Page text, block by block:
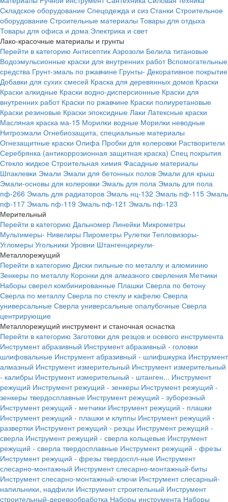
Складское оборудование Спецодежда и сиз Станки Строительное
оборудование Строительные материалы Товары для отдыха
Товары для офиса и дома Электрика и свет
Лако-красочные материалы и грунты
Перейти в категорию Антисептик Аэрозоли Белила титановые
Водоэмульсионные краски для внутренних работ Вспомогательные
средства Грунт-эмаль по ржавчине Грунты- Декоративное покрытие
Добавки для сухих смесей Краска для деревянных домов Краски
Краски алкидные Краски водно-дисперсионные Краски для
внутренних работ Краски по ржавчине Краски полиуретановые
Краски резиновые Краски эпоксидные Лаки Латексные краски
Масляная краска ма-15 Морилки водные Морилки неводные
Нитроэмали Огнебиозащита, специальные материалы
Огнезащитные краски Олифа Пробки для колеровки Растворители
Серебрянка (антикоррозионная защитная краска) Спец покрытия
Стекло жидкое Строительная химия Фасадные материалы
Шпаклевки Эмали Эмали для бетонных полов Эмали для крыш
Эмали-основы для колеровки Эмаль для пола Эмаль для пола
пф-266 Эмаль для радиаторов Эмаль нц-132 Эмаль пф-115 Эмаль
пф-117 Эмаль пф-119 Эмаль пф-121 Эмаль пф-123
Мерительный
Перейти в категорию Дальномер Линейки Микрометры
Мультимеры- Нивелиры Пирометры Рулетки Тепловизоры-
Угломеры Угольники Уровни Штангенциркули-
Металлорежущий
Перейти в категорию Диски пильные по металлу и алюминию
Зенкеры по металлу Коронки для алмазного сверления Метчики
Наборы сверел комбинированные Плашки Сверла по бетону
Сверла по металлу Сверла по стеклу и кафелю Сверла
универсальные Сверла универсальные опалубочные Сверла
центрирующие
Металлорежущий инструмент и станочная оснастка
Перейти в категорию Заготовки для резцов и осевого инструмента
Инструмент абразивный Инструмент абразивный - головки
шлифовальные Инструмент абразивный - шлифшкурка Инструмент
алмазный Инструмент измерительный Инструмент измерительный
- калибры Инструмент измерительный - штанген... Инструмент
режущий Инструмент режущий - зенкеры Инструмент режущий -
зенкеры твердосплавные Инструмент режущий - зуборезный
Инструмент режущий - метчики Инструмент режущий - плашки
Инструмент режущий - плашки и клуппы Инструмент режущий -
развертки Инструмент режущий - резцы Инструмент режущий -
сверла Инструмент режущий - сверла кольцевые Инструмент
режущий - сверла твердосплавные Инструмент режущий - фрезы
Инструмент режущий - фрезы твердоспл-ные Инструмент
слесарно-монтажный Инструмент слесарно-монтажный-биты
Инструмент слесарно-монтажный-ключи Инструмент слесарный-
напильники, надфили Инструмент строительный Инструмент
строительный-деревообработка Наборы инструмента Наборы